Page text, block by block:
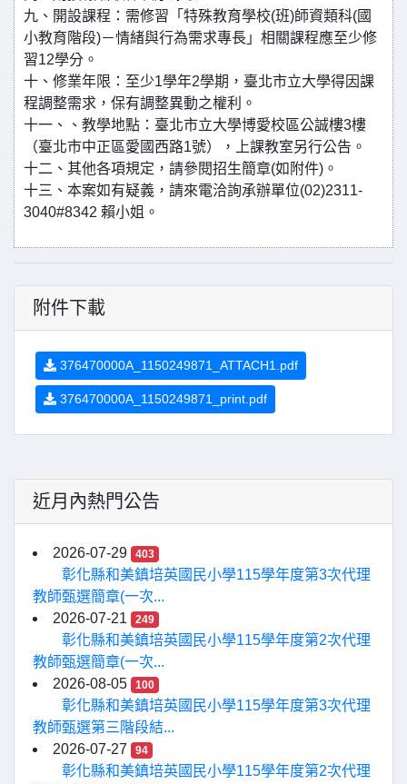
九、開設課程：需修習「特殊教育學校(班)師資類科(國
小教育階段)－情緒與行為需求專長」相關課程應至少修
習12學分。
十、修業年限：至少1學年2學期，臺北市立大學得因課
程調整需求，保有調整異動之權利。
十一、、教學地點：臺北市立大學博愛校區公誠樓3樓
（臺北市中正區愛國西路1號），上課教室另行公告。
十二、其他各項規定，請參閱招生簡章(如附件)。
十三、本案如有疑義，請來電洽詢承辦單位(02)2311-
3040#8342 賴小姐。
附件下載
376470000A_1150249871_ATTACH1.pdf
376470000A_1150249871_print.pdf
近月內熱門公告
2026-07-29 403
彰化縣和美鎮培英國民小學115學年度第3次代理
教師甄選簡章(一次...
2026-07-21
249
彰化縣和美鎮培英國民小學115學年度第2次代理
教師甄選簡章(一次...
2026-08-05
100
彰化縣和美鎮培英國民小學115學年度第3次代理
教師甄選第三階段結...
2026-07-27
94
彰化縣和美鎮培英國民小學115學年度第2次代理